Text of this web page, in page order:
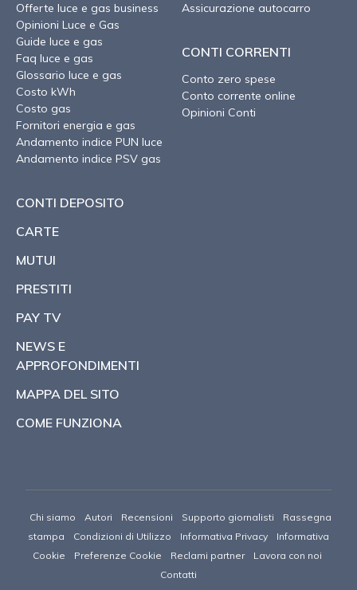
Offerte luce e gas business
Opinioni Luce e Gas
Guide luce e gas
Faq luce e gas
Glossario luce e gas
Costo kWh
Costo gas
Fornitori energia e gas
Andamento indice PUN luce
Andamento indice PSV gas
Assicurazione autocarro
CONTI CORRENTI
Conto zero spese
Conto corrente online
Opinioni Conti
CONTI DEPOSITO
CARTE
MUTUI
PRESTITI
PAY TV
NEWS E
APPROFONDIMENTI
MAPPA DEL SITO
COME FUNZIONA
Chi siamo Autori Recensioni Supporto giornalisti
Rassegna
stampa
Condizioni di Utilizzo Informativa Privacy
Informativa
Cookie
Preferenze Cookie Reclami partner
Lavora con noi
Contatti